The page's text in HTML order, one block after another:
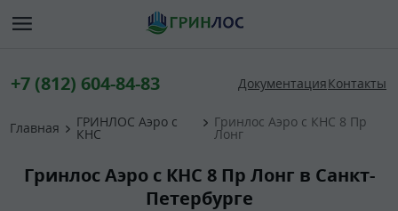
+7 (812) 604-84-83 ДокументацияКонтакты
Главная ГРИНЛОС Аэро с
КНС
Гринлос Аэро с КНС 8 Пр
Лонг
Гринлос Аэро с КНС 8 Пр Лонг в Санкт-
Петербурге